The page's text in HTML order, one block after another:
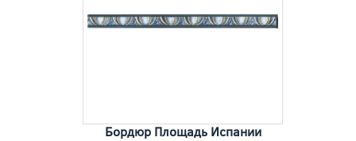
Бордюр Площадь Испании